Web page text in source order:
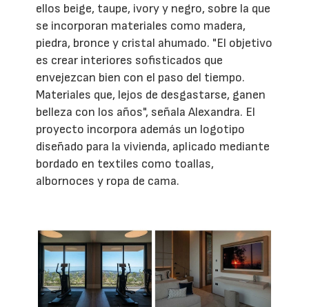
ellos beige, taupe, ivory y negro, sobre la que
se incorporan materiales como madera,
piedra, bronce y cristal ahumado. "El objetivo
es crear interiores sofisticados que
envejezcan bien con el paso del tiempo.
Materiales que, lejos de desgastarse, ganen
belleza con los años", señala Alexandra. El
proyecto incorpora además un logotipo
diseñado para la vivienda, aplicado mediante
bordado en textiles como toallas,
albornoces y ropa de cama.